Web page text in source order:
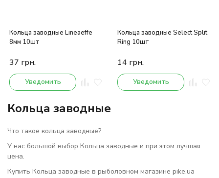
Кольца заводные Lineaeffe
8мм 10шт
37 грн.
Уведомить
Кольца заводные Select Split
Ring 10шт
14 грн.
Уведомить
Кольца заводные
Что такое кольца заводные?
У нас большой выбор Кольца заводные и при этом лучшая
цена.
Купить Кольца заводные в рыболовном магазине pike.ua